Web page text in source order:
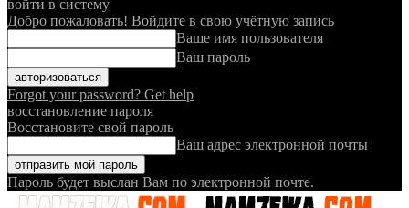
войти в систему
Добро пожаловать! Войдите в свою учётную запись
Ваше имя пользователя
Ваш пароль
Forgot your password? Get help
восстановление пароля
Восстановите свой пароль
Ваш адрес электронной почты
Пароль будет выслан Вам по электронной почте.